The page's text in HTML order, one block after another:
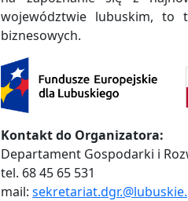
województwie lubuskim, to
biznesowych.
Kontakt do Organizatora:
Departament Gospodarki i
tel. 68 45 65 531
mail: